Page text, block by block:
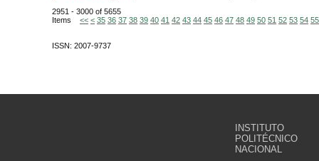
2951 - 3000 of 5655
Items << < 35 36 37 38 39 40 41 42 43 44 45 46 47 48 49 50 51 52 53 54 55
ISSN: 2007-9737
INSTITUTO
POLITÉCNICO
NACIONAL